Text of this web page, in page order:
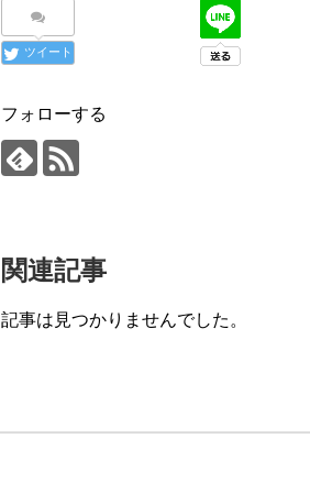
ツイート
フォローする
関連記事
記事は見つかりませんでした。